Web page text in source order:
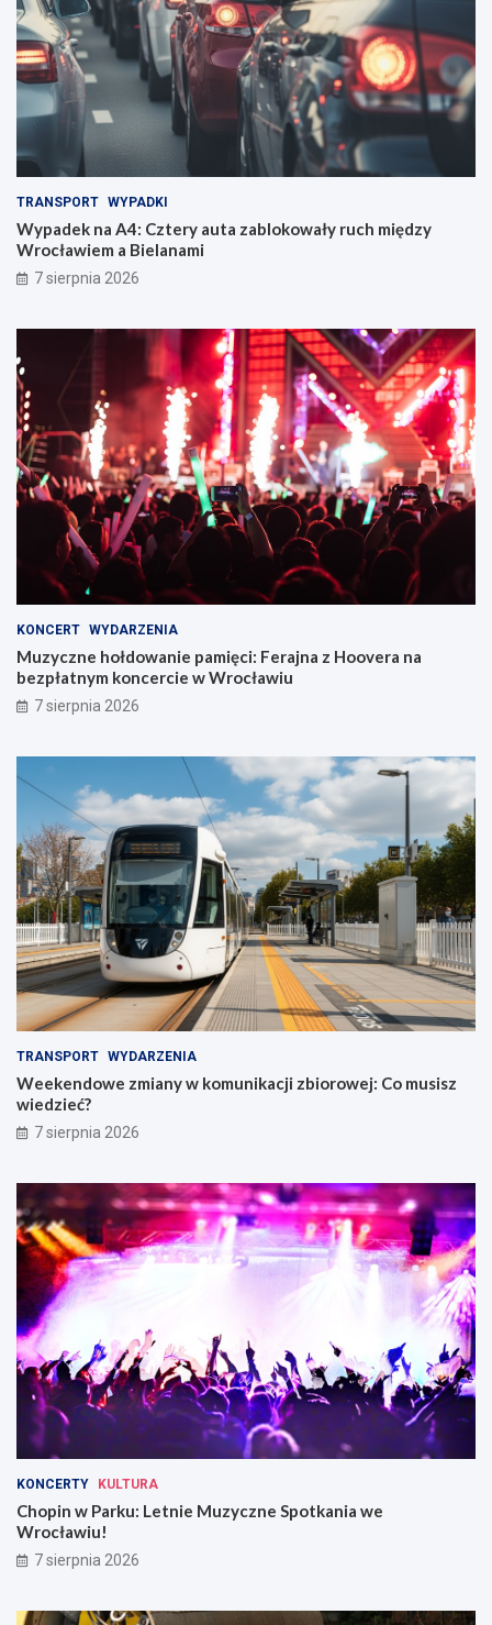
TRANSPORT WYPADKI
Wypadek na A4: Cztery auta zablokowały ruch między
Wrocławiem a Bielanami
7 sierpnia 2026
KONCERT WYDARZENIA
Muzyczne hołdowanie pamięci: Ferajna z Hoovera na
bezpłatnym koncercie w Wrocławiu
7 sierpnia 2026
TRANSPORT WYDARZENIA
Weekendowe zmiany w komunikacji zbiorowej: Co musisz
wiedzieć?
7 sierpnia 2026
KONCERTY KULTURA
Chopin w Parku: Letnie Muzyczne Spotkania we
Wrocławiu!
7 sierpnia 2026